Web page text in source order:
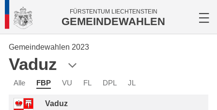
FÜRSTENTUM LIECHTENSTEIN
GEMEINDEWAHLEN
Gemeindewahlen 2023
Vaduz
Alle FBP VU FL DPL JL
Vaduz